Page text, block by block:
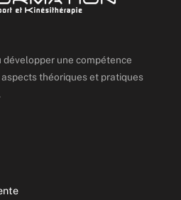
une compétence
théoriques et pratiques